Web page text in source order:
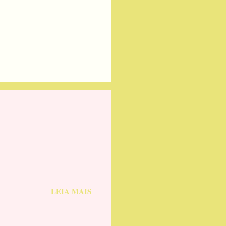
LEIA MAIS